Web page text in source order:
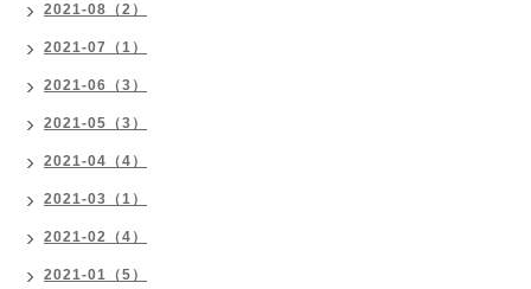
2021-08（2）
2021-07（1）
2021-06（3）
2021-05（3）
2021-04（4）
2021-03（1）
2021-02（4）
2021-01（5）